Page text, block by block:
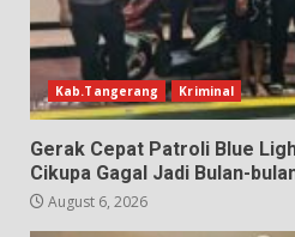
Kab.Tangerang Kriminal
Gerak Cepat Patroli Blue
Cikupa Gagal Jadi Bulan-
August 6, 2026